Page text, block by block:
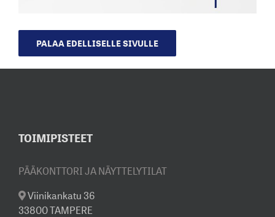
PALAA EDELLISELLE SIVULLE
TOIMIPISTEET
PÄÄKONTTORI JA NÄYTTELYTILAT
Viinikankatu 36
33800 TAMPERE